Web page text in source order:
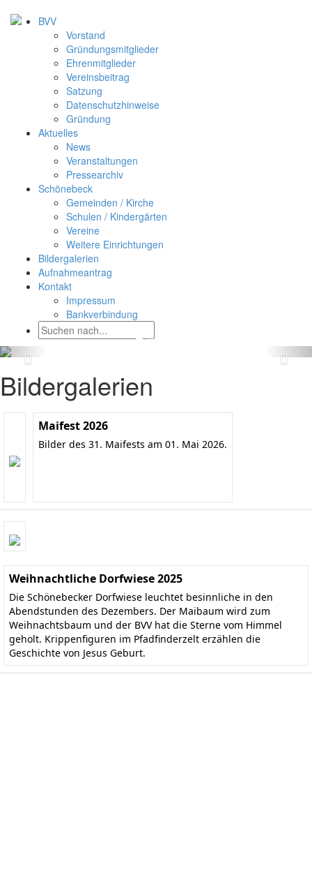
BVV
Vorstand
Gründungsmitglieder
Ehrenmitglieder
Vereinsbeitrag
Satzung
Datenschutzhinweise
Gründung
Aktuelles
News
Veranstaltungen
Pressearchiv
Schönebeck
Gemeinden / Kirche
Schulen / Kindergärten
Vereine
Weitere Einrichtungen
Bildergalerien
Aufnahmeantrag
Kontakt
Impressum
Bankverbindung
Bildergalerien
Maifest 2026
Bilder des 31. Maifests am 01. Mai 2026.
Weihnachtliche Dorfwiese 2025
Die Schönebecker Dorfwiese leuchtet besinnliche in den
Abendstunden des Dezembers. Der Maibaum wird zum
Weihnachtsbaum und der BVV hat die Sterne vom Himmel
geholt. Krippenfiguren im Pfadfinderzelt erzählen die
Geschichte von Jesus Geburt.